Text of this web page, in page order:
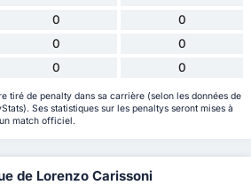
0 0
0 0
0 0
tiré de penalty dans sa carrière (selon les données de
Ses statistiques sur les penaltys seront mises à
match officiel.
de Lorenzo Carissoni